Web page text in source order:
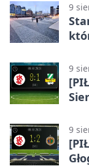
9
9
9